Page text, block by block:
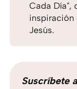
Cada Día",
inspiración
Jesús.
Suscríbete